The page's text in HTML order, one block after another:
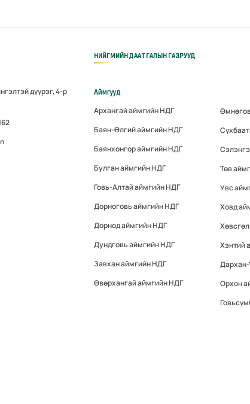
дүүрэг, 4-р
НИЙГМИЙН ДААТГАЛЫН ГАЗРУУД
Аймгууд
Архангай аймгийн НДГ
Баян-Өлгий аймгийн НДГ
Баянхонгор аймгийн НДГ
Булган аймгийн НДГ
Говь-Алтай аймгийн НДГ
Дорноговь аймгийн НДГ
Дорнод аймгийн НДГ
Дундговь аймгийн НДГ
Завхан аймгийн НДГ
Өвөрхангай аймгийн НДГ
Төв
Увс
Ховд
Хэнтий
Орхон